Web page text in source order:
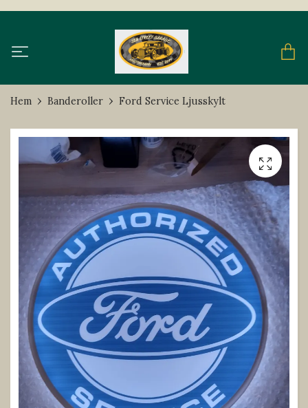
Hem Banderoller Ford Service Ljusskylt